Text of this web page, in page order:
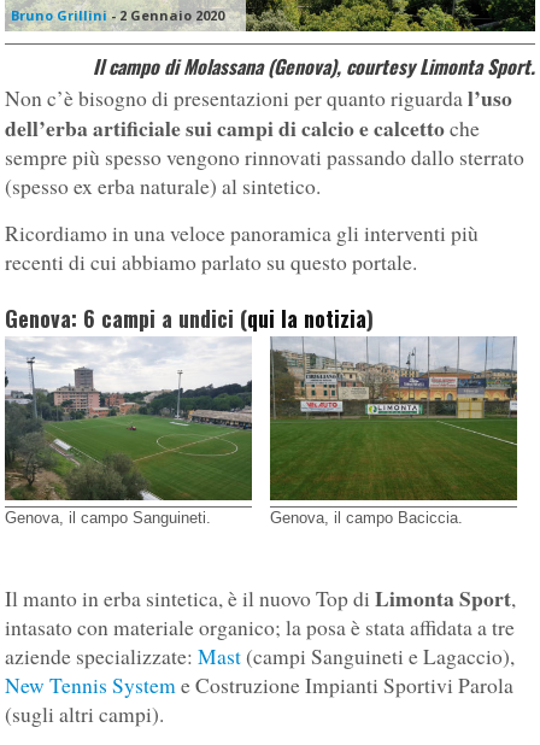
Bruno Grillini -2 Gennaio 2020
Il campo di Molassana (Genova), courtesy Limonta Sport.
Non c’è bisogno di presentazioni per quanto riguardal’uso
dell’erba artificiale sui campi di calcio e calcettoche
sempre più spesso vengono rinnovati passando dallo sterrato
(spesso ex erba naturale) al sintetico.
Ricordiamo in una veloce panoramica gli interventi più
recenti di cui abbiamo parlato su questo portale.
Genova: 6 campi a undici (qui la notizia)
Genova, il campo Sanguineti. Genova, il campo Baciccia.
Il manto in erba sintetica, è il nuovo Top diLimonta Sport,
intasato con materiale organico; la posa è stata affidata a tre
aziende specializzate:Mast(campi Sanguineti e Lagaccio),
New Tennis Systeme Costruzione Impianti Sportivi Parola
(sugli altri campi).